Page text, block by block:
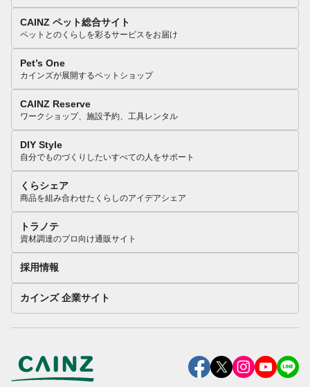
CAINZ ペット総合サイト
ペットとのくらしを彩るサービスをお届け
Pet’s One
カインズが展開するペットショップ
CAINZ Reserve
ワークショップ、施設予約、工具レンタル
DIY Style
自分でものづくりしたいすべての人をサポート
くらシェア
商品を組み合わせたくらしのアイデアシェア
トラノテ
資材調達のプロ向け通販サイト
採用情報
カインズ 企業サイト